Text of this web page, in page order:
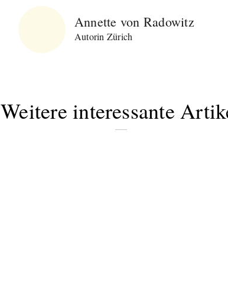
Annette von Radowitz
Autorin Zürich
Weitere interessante
unseren Newsletter
Entdecken Sie jede Woche neue schöne